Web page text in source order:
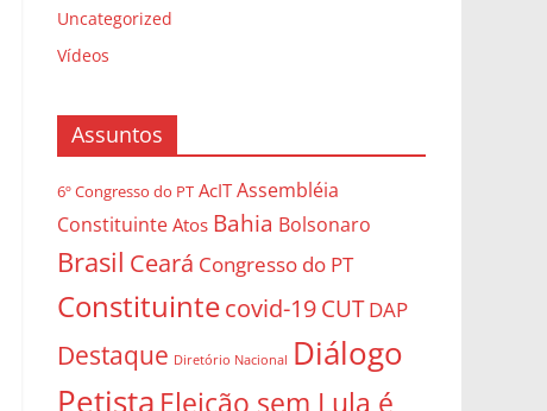
Uncategorized
Vídeos
Assuntos
6º Congresso do PT AcIT Assembléia
Constituinte Atos Bahia Bolsonaro
Brasil Ceará Congresso do PT
Constituintecovid-19CUT DAP
Destaque Diretório Nacional Diálogo
Petista Eleição sem Lula é